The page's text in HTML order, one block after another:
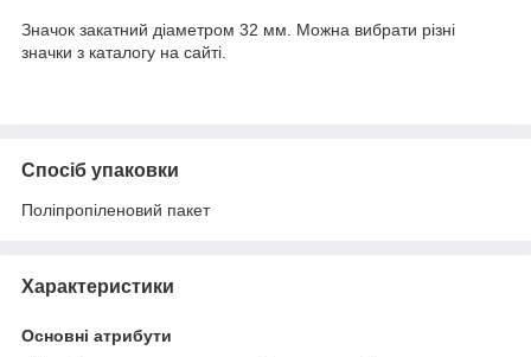
Значок закатний діаметром 32 мм. Можна вибрати різні
значки з каталогу на сайті.
Спосіб упаковки
Поліпропіленовий пакет
Характеристики
Основні атрибути